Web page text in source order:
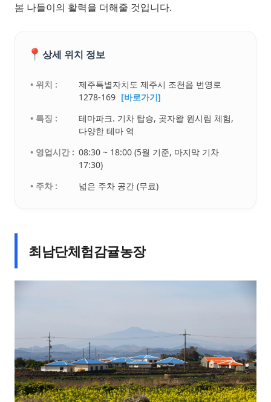
봄 나들이의 활력을 더해줄 것입니다.
📍 상세 위치 정보
• 위치 :
제주특별자치도 제주시 조천읍 번영로
1278-169 [바로가기]
• 특징 :
테마파크. 기차 탑승, 곶자왈 원시림 체험,
다양한 테마 역
• 영업시간 : 08:30 ~ 18:00 (5월 기준, 마지막 기차
17:30)
• 주차 :
넓은 주차 공간 (무료)
최남단체험감귤농장